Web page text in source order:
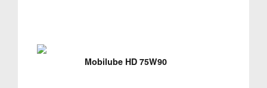
Mobilube HD 75W90